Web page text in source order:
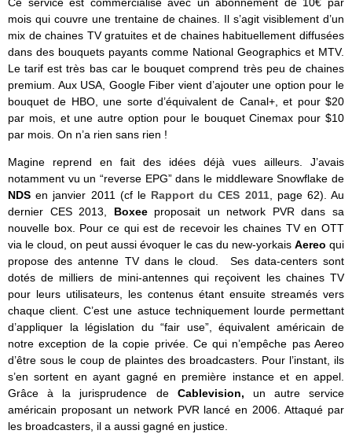
mois qui couvre une trentaine de chaines. Il s’agit visiblement d’un
mix de chaines TV gratuites et de chaines habituellement diffusées
dans des bouquets payants comme National Geographics et MTV.
Le tarif est très bas car le bouquet comprend très peu de chaines
premium. Aux USA, Google Fiber vient d’ajouter une option pour le
bouquet de HBO, une sorte d’équivalent de Canal+, et pour $20
par mois, et une autre option pour le bouquet Cinemax pour $10
par mois. On n’a rien sans rien !
Magine reprend en fait des idées déjà vues ailleurs. J’avais
notamment vu un “reverse EPG” dans le middleware Snowflake de
NDSen janvier 2011 (cf le Rapport du CES 2011, page 62). Au
dernier CES 2013, Boxee proposait un network PVR dans sa
nouvelle box. Pour ce qui est de recevoir les chaines TV en OTT
via le cloud, on peut aussi évoquer le cas du new-yorkais Aereo qui
propose des antenne TV dans le cloud. Ses data-centers sont
dotés de milliers de mini-antennes qui reçoivent les chaines TV
pour leurs utilisateurs, les contenus étant ensuite streamés vers
chaque client. C’est une astuce techniquement lourde permettant
d’appliquer la législation du “fair use”, équivalent américain de
notre exception de la copie privée. Ce qui n’empêche pas Aereo
d’être sous le coup de plaintes des broadcasters. Pour l’instant, ils
s’en sortent en ayant gagné en première instance et en appel.
Grâce à la jurisprudence de Cablevision, un autre service
américain proposant un network PVR lancé en 2006. Attaqué par
les broadcasters, il a aussi gagné en justice.